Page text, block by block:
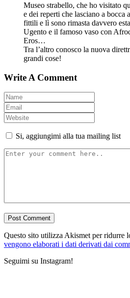
Museo strabello, che ho visitato
e dei reperti che lasciano a bocca
fittili e lì sono rimasta davvero
Ugento e il famoso vaso con
Eros…
Tra l’altro conosco la nuova
grandi cose!
Write A Comment
Si, aggiungimi alla tua mailing list
Questo sito utilizza Akismet per ridurre
vengono elaborati i dati derivati dai
Seguimi su Instagram!